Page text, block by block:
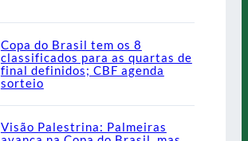
Copa do Brasil tem os 8
classificados para as quartas de
final definidos; CBF agenda
sorteio
Visão Palestrina: Palmeiras